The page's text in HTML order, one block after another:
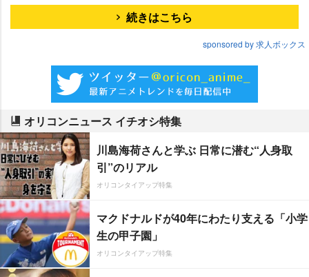
続きはこちら
sponsored by 求人ボックス
オリコンニュース イチオシ特集
川島海荷さんと学ぶ 日常に潜む“人身取
引”のリアル
オリコンタイアップ特集
マクドナルドが40年にわたり支える「小学
生の甲子園」
オリコンタイアップ特集